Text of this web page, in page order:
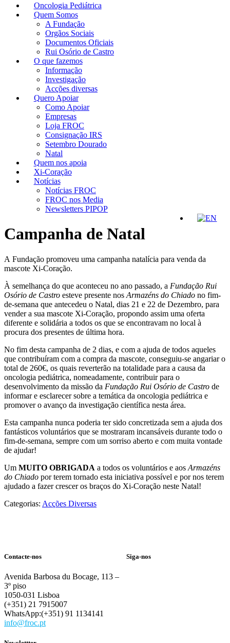
Oncologia Pediátrica
Quem Somos
A Fundação
Orgãos Sociais
Documentos Oficiais
Rui Osório de Castro
O que fazemos
Informação
Investigação
Acções diversas
Quero Apoiar
Como Apoiar
Empresas
Loja FROC
Consignação IRS
Setembro Dourado
Natal
Quem nos apoia
Xi-Coração
Notícias
Notícias FROC
FROC nos Media
Newsletters PIPOP
Campanha de Natal
A Fundação promoveu uma campanha natalícia para venda da
mascote Xi-Coração.
À semelhança do que aconteceu no ano passado, a Fundação Rui
Osório de Castro esteve presente nos Armazéns do Chiado no fim-
de-semana que antecedeu o Natal, dias 21 e 22 de Dezembro, para
vender a sua mascote Xi-Coração, propondo assim uma oferta
diferente e solidária a todos os que se encontravam no local à
procura dos presentes de última hora.
No fim desta campanha de 2 dias, e com a ajuda de todos aqueles
que contribuíram com a compra da mascote, conseguiu-se angariar o
total de 260€, os quais reverterão na totalidade para a causa da
oncologia pediátrica, nomeadamente, contribuir para o
desenvolvimento da missão da Fundação Rui Osório de Castro de
informar e esclarecer sobre a temática da oncologia pediátrica e
promover o avanço da investigação científica nesta área.
Esta campanha nunca poderia ter sido concretizada sem a ajuda dos
fantásticos voluntários que se mostraram incansáveis durante todo o
fim-de-semana, sempre com um sorriso aberto e com muita vontade
de ajudar!
Um MUITO OBRIGADA a todos os voluntários e aos Armazéns
do Chiado por terem tornado esta iniciativa possível e por nos terem
ajudado a fazer crescer os braços do Xi-Coração neste Natal!
Categorias: Acções Diversas
Contacte-nos
Avenida Barbosa du Bocage, 113 –
3º piso
1050-031 Lisboa
(+351) 21 7915007
WhatsApp:(+351) 91 1134141
info@froc.pt
Siga-nos